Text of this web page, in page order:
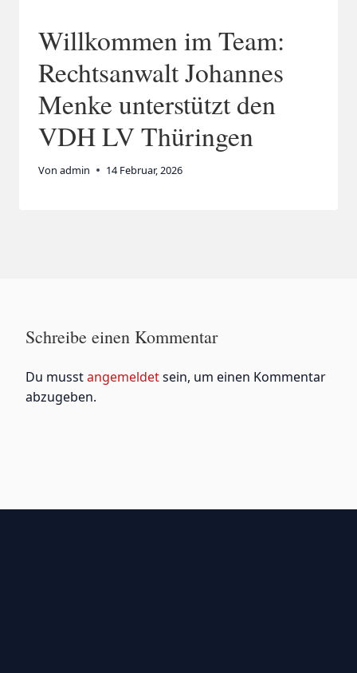
Willkommen im Team:
Rechtsanwalt Johannes
Menke unterstützt den
VDH LV Thüringen
Von admin 14 Februar, 2026
Schreibe einen Kommentar
Du musstangemeldetsein, um einen Kommentar
abzugeben.